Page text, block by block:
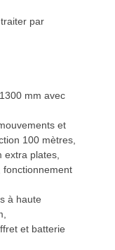
par
mm avec
et
100 mètres,
plates,
fonctionnement
à haute
et batterie